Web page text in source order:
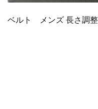
ベルト メンズ 長さ調